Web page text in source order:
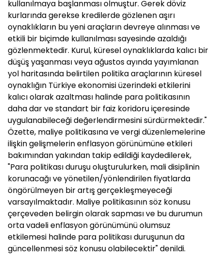
kullanılmaya başlanması olmuştur. Gerek döviz
kurlarında gerekse kredilerde gözlenen aşırı
oynaklıkların bu yeni araçların devreye alınması ve
etkili bir biçimde kullanılması sayesinde azaldığı
gözlenmektedir. Kurul, küresel oynaklıklarda kalıcı bir
düşüş yaşanması veya ağustos ayında yayımlanan
yol haritasında belirtilen politika araçlarının küresel
oynaklığın Türkiye ekonomisi üzerindeki etkilerini
kalıcı olarak azaltması halinde para politikasının
daha dar ve standart bir faiz koridoru içeresinde
uygulanabileceği değerlendirmesini sürdürmektedir."
Özette, maliye politikasına ve vergi düzenlemelerine
ilişkin gelişmelerin enflasyon görünümüne etkileri
bakımından yakından takip edildiği kaydedilerek,
"Para politikası duruşu oluşturulurken, mali disiplinin
korunacağı ve yönetilen/yönlendirilen fiyatlarda
öngörülmeyen bir artış gerçekleşmeyeceği
varsayılmaktadır. Maliye politikasının söz konusu
çerçeveden belirgin olarak sapması ve bu durumun
orta vadeli enflasyon görünümünü olumsuz
etkilemesi halinde para politikası duruşunun da
güncellenmesi söz konusu olabilecektir" denildi.